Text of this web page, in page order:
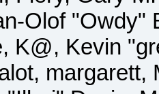
Olof "Owdy"
K@, Kevin
margarett,